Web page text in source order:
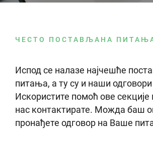
ЧЕСТО ПОСТАВЉАНА
Испод се налазе најчешће
питања, а ту су и наши
Искористите помоћ ове
нас контактирате. Можда баш
пронађете одговор на Ваше